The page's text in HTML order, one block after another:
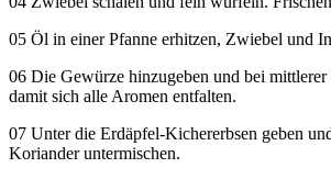
05 Öl in einer Pfanne erhitzen, Zwiebel und
06 Die Gewürze hinzugeben und bei
damit sich alle Aromen entfalten.
07 Unter die Erdäpfel-Kichererbsen geben
Koriander untermischen.